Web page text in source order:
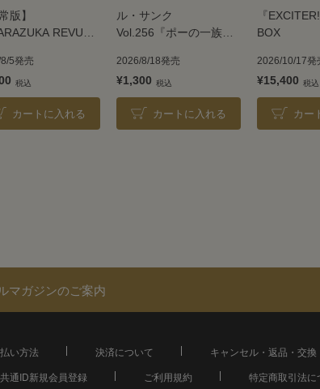
版】
REVUE
5発売
カートに入れる
ル・サンク
Vol.256『ポーの一族』
2026/8/18発売
¥1,300
カートに入れる
『
BOX
2026/10/17発
¥15,400
カー
マガジンのご案内
い方法 決済について
キャンセル・返品・交換
通ID新規会員登録 ご利用規約 特定商取引法に